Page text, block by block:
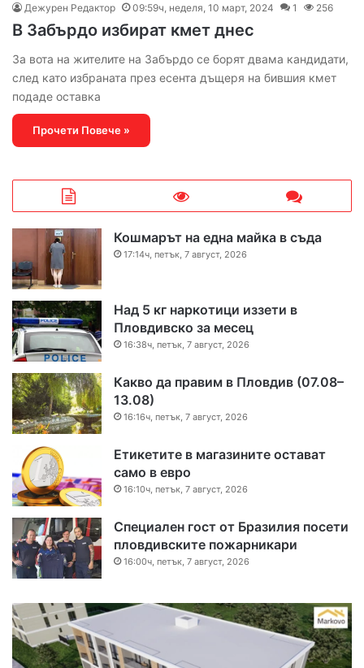
Дежурен Редактор 09:59ч, неделя, 10 март, 2024 1 256
В Забърдо избират кмет днес
За вота на жителите на Забърдо се борят двама кандидати,
след като избраната през есента дъщеря на бившия кмет
подаде оставка
Прочети Повече »
Кошмарът на една майка в съда
17:14ч, петък, 7 август, 2026
Над 5 кг наркотици иззети в
Пловдивско за месец
16:38ч, петък, 7 август, 2026
Какво да правим в Пловдив (07.08–
13.08)
16:16ч, петък, 7 август, 2026
Етикетите в магазините остават
само в евро
16:10ч, петък, 7 август, 2026
Специален гост от Бразилия посети
пловдивските пожарникари
16:00ч, петък, 7 август, 2026